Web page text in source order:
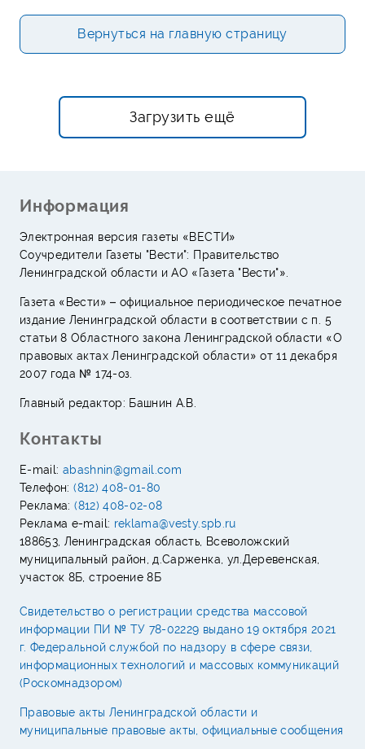
Вернуться на главную страницу
Загрузить ещё
Информация
Электронная версия газеты «ВЕСТИ»
Соучредители Газеты "Вести": Правительство
Ленинградской области и АО «Газета "Вести"».
Газета «Вести» – официальное периодическое печатное
издание Ленинградской области в соответствии с п. 5
статьи 8 Областного закона Ленинградской области «О
правовых актах Ленинградской области» от 11 декабря
2007 года № 174-оз.
Главный редактор: Башнин А.В.
Контакты
E-mail: abashnin@gmail.com
Телефон:(812) 408-01-80
Реклама:(812) 408-02-08
Реклама e-mail: reklama@vesty.spb.ru
188653, Ленинградская область, Всеволожский
муниципальный район, д.Сарженка, ул.Деревенская,
участок 8Б, строение 8Б
Свидетельство о регистрации средства массовой
информации ПИ № ТУ 78-02229 выдано 19 октября 2021
г. Федеральной службой по надзору в сфере связи,
информационных технологий и массовых коммуникаций
(Роскомнадзором)
Правовые акты Ленинградской области и
муниципальные правовые акты, официальные сообщения